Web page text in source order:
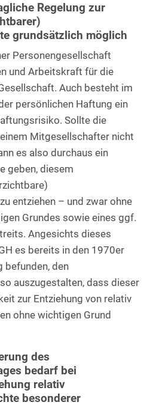
Regelung zur
grundsätzlich möglich
Personengesellschaft
und Arbeitskraft für die
Auch besteht im
persönlichen Haftung ein
Sollte die
Mitgesellschafter nicht
es also durchaus ein
geben, diesem
entziehen – und zwar ohne
Grundes sowie eines ggf.
Angesichts dieses
es bereits in den 1970er
befunden, den
auszugestalten, dass dieser
zur Entziehung von relativ
ohne wichtigen Grund
des
bedarf bei
relativ
besonderer